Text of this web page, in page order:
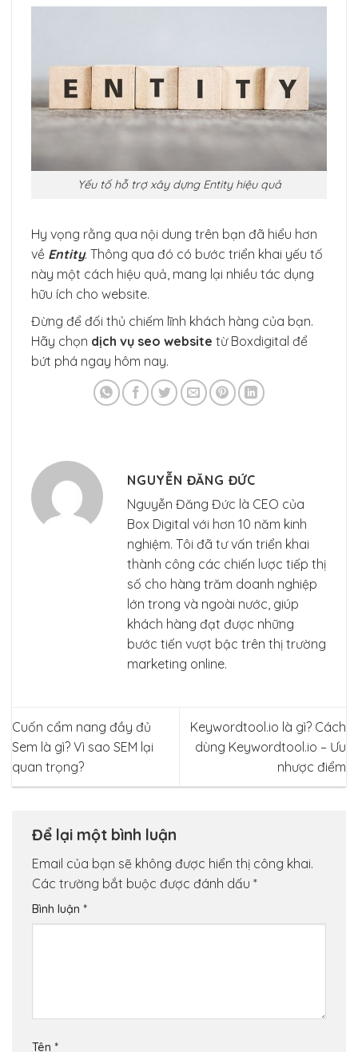
Yếu tố hỗ trợ xây dựng Entity hiệu quả
Hy vọng rằng qua nội dung trên bạn đã hiểu hơn
về Entity. Thông qua đó có bước triển khai yếu tố
này một cách hiệu quả, mang lại nhiều tác dụng
hữu ích cho website.
Đừng để đối thủ chiếm lĩnh khách hàng của bạn.
Hãy chọn dịch vụ seo website từ Boxdigital để
bứt phá ngay hôm nay.
NGUYỄN ĐĂNG ĐỨC
Nguyễn Đăng Đức là CEO của
Box Digital với hơn 10 năm kinh
nghiệm. Tôi đã tư vấn triển khai
thành công các chiến lược tiếp thị
số cho hàng trăm doanh nghiệp
lớn trong và ngoài nước, giúp
khách hàng đạt được những
bước tiến vượt bậc trên thị trường
marketing online.
Cuốn cẩm nang đầy đủ
Sem là gì? Vì sao SEM lại
quan trọng?
Keywordtool.io là gì? Cách
dùng Keywordtool.io – Ưu
nhược điểm
Để lại một bình luận
Email của bạn sẽ không được hiển thị công khai.
Các trường bắt buộc được đánh dấu *
Bình luận *
Tên *